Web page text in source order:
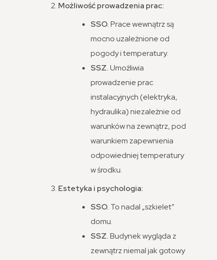
Możliwość prowadzenia prac:
SSO.Prace wewnątrz są
mocno uzależnione od
pogody i temperatury.
SSZ.Umożliwia
prowadzenie prac
instalacyjnych (elektryka,
hydraulika) niezależnie od
warunków na zewnątrz, pod
warunkiem zapewnienia
odpowiedniej temperatury
w środku.
Estetyka i psychologia:
SSO. To nadal „szkielet”
domu.
SSZ.Budynek wygląda z
zewnątrz niemal jak gotowy